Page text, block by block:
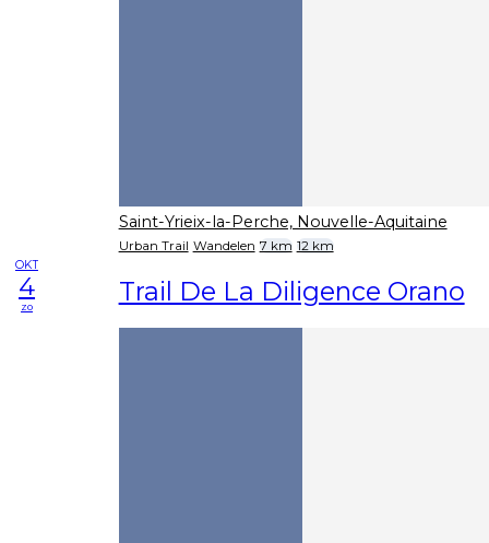
Saint-Yrieix-la-Perche, Nouvelle-Aquitaine
Urban Trail Wandelen 7 km 12 km
OKT
4
zo Trail De La Diligence Orano